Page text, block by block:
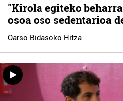
"Kirola egiteko
osoa oso sedentarioa
Oarso Bidasoko Hitza